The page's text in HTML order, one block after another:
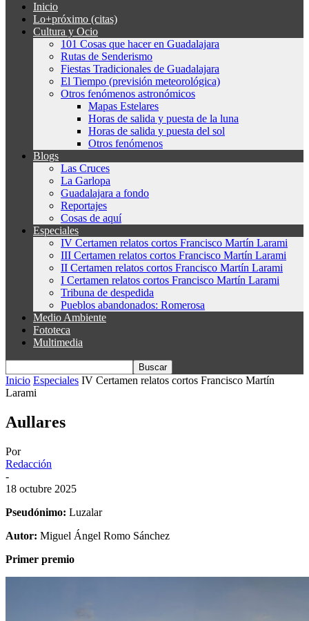
Inicio
Lo+próximo (citas)
Cultura y Ocio
101 Cosas que hacer en Guadalajara
Rutas de Senderismo
Fiestas Tradicionales de Guadalajara
El Tiempo (previsión meteorológica)
Otros fenómenos astronómicos
Mapas Estelares
Horas de salida y puesta de la luna
Horas de salida y puesta del sol
Otros fenómenos
Blogs
Las Cruces
La Garlopa
Guadalajara a fondo
Reportajes
Cosas de aquí
Especiales
IV Certamen relatos cortos Francisco Martín Larami
III Certamen relatos cortos Francisco Martín Larami
II Certamen relatos cortos Francisco Martín Larami
I Certamen relatos cortos Francisco Martín Larami
Tribuna de despedida
Pueblos abandonados: Romerosa
Medio Ambiente
Fototeca
Multimedia
Inicio Especiales IV Certamen relatos cortos Francisco Martín
Larami
Aullares
Por
Redacción
-
18 octubre 2025
Pseudónimo: Luzalar
Autor: Miguel Ángel Romo Sánchez
Primer premio